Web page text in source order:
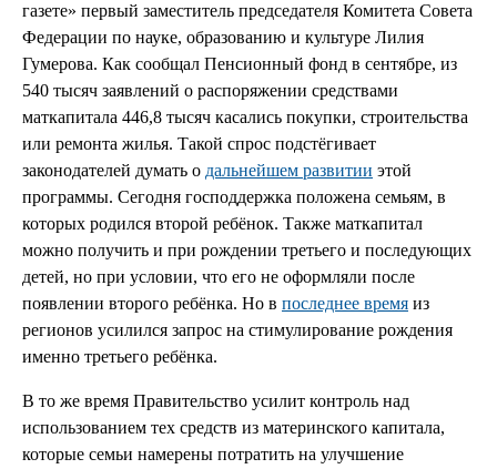
газете» первый заместитель председателя Комитета Совета
Федерации по науке, образованию и культуре Лилия
Гумерова. Как сообщал Пенсионный фонд в сентябре, из
540 тысяч заявлений о распоряжении средствами
маткапитала 446,8 тысяч касались покупки, строительства
или ремонта жилья. Такой спрос подстёгивает
законодателей думать о дальнейшем развитии этой
программы. Сегодня господдержка положена семьям, в
которых родился второй ребёнок. Также маткапитал
можно получить и при рождении третьего и последующих
детей, но при условии, что его не оформляли после
появлении второго ребёнка. Но в последнее время из
регионов усилился запрос на стимулирование рождения
именно третьего ребёнка.
В то же время Правительство усилит контроль над
использованием тех средств из материнского капитала,
которые семьи намерены потратить на улучшение